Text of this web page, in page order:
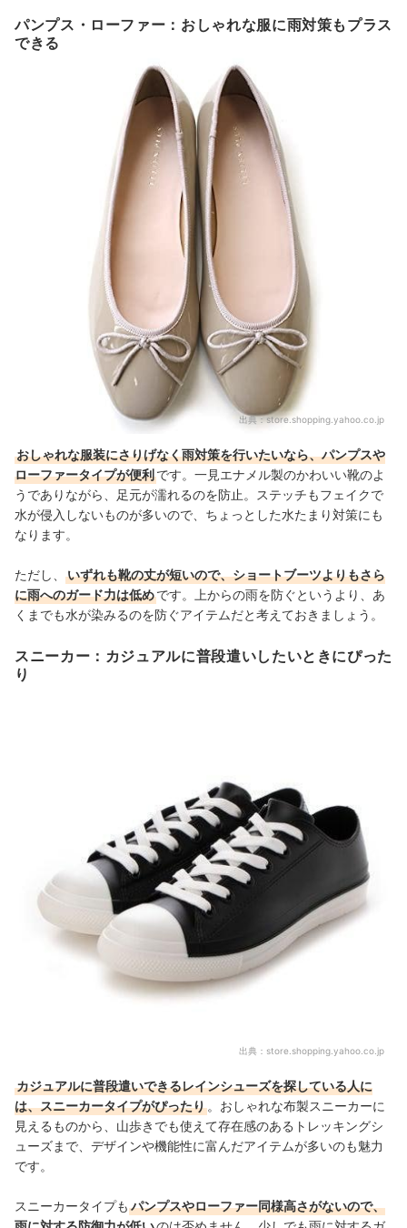
パンプス・ローファー：おしゃれな服に雨対策もプラス
できる
出典：store.shopping.yahoo.co.jp
おしゃれな服装にさりげなく雨対策を行いたいなら、パンプスや
ローファータイプが便利です。一見エナメル製のかわいい靴のよ
うでありながら、足元が濡れるのを防止。ステッチもフェイクで
水が侵入しないものが多いので、ちょっとした水たまり対策にも
なります。
ただし、
いずれも靴の丈が短いので、ショートブーツよりもさら
に雨へのガード力は低めです。上からの雨を防ぐというより、あ
くまでも水が染みるのを防ぐアイテムだと考えておきましょう。
スニーカー：カジュアルに普段遣いしたいときにぴった
り
出典： store.shopping.yahoo.co.jp
カジュアルに普段遣いできるレインシューズを探している人に
は、スニーカータイプがぴったり 。おしゃれな布製スニーカーに
見えるものから、山歩きでも使えて存在感のあるトレッキングシ
ューズまで、デザインや機能性に富んだアイテムが多いのも魅力
です。
スニーカータイプも パンプスやローファー同様高さがないので、